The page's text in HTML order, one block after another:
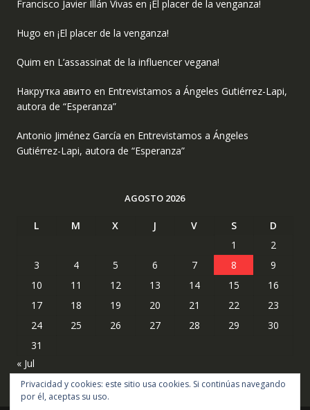
Francisco Javier Illán Vivas en ¡El placer de la venganza!
Hugo en ¡El placer de la venganza!
Quim en L’assassinat de la influencer vegana!
Накрутка авито en Entrevistamos a Ángeles Gutiérrez-Lapi,
autora de “Esperanza”
Antonio Jiménez García en Entrevistamos a Ángeles
Gutiérrez-Lapi, autora de “Esperanza”
AGOSTO 2026
L M X J V S
D
1
2
3
4 5 6 7 8
9
10
11 12 13 14 15
16
17
18 19 20 21 22
23
24
25 26 27 28 29
30
31
« Jul
Privacidad y cookies: este sitio usa cookies. Si continúas navegando
por él, aceptas su uso.